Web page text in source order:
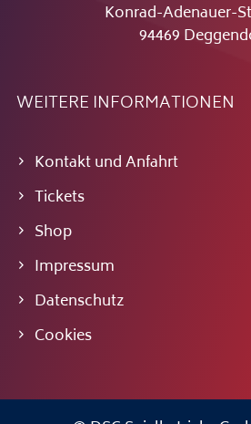
Konrad-Adenauer-
94469
WEITERE INFORMATIONEN
Kontakt und Anfahrt
Tickets
Shop
Impressum
Datenschutz
Cookies